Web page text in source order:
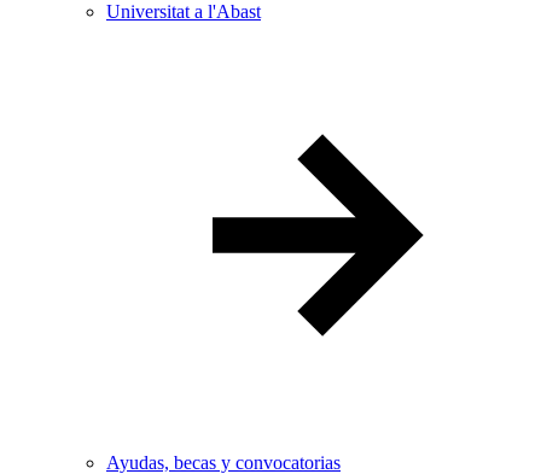
Universitat a l'Abast
Ayudas, becas y convocatorias